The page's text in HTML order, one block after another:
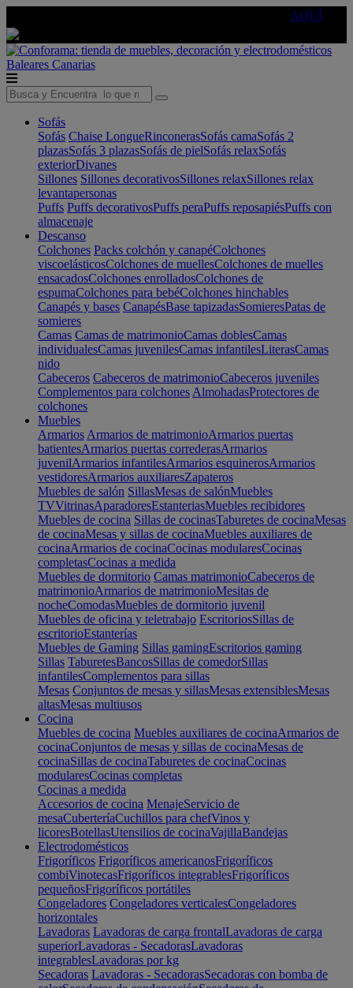
AQUÍ
Baleares Canarias
Sofás
Sofás Chaise LongueRinconerasSofás camaSofás 2
plazasSofás 3 plazasSofás de pielSofás relaxSofás
exteriorDivanes
Sillones Sillones decorativosSillones relaxSillones relax
levantapersonas
Puffs Puffs decorativosPuffs peraPuffs reposapiésPuffs con
almacenaje
Descanso
Colchones Packs colchón y canapéColchones
viscoelásticosColchones de muellesColchones de muelles
ensacadosColchones enrolladosColchones de
espumaColchones para bebéColchones hinchables
Canapés y bases CanapésBase tapizadasSomieresPatas de
somieres
Camas Camas de matrimonioCamas doblesCamas
individualesCamas juvenilesCamas infantilesLiterasCamas
nido
Cabeceros Cabeceros de matrimonioCabeceros juveniles
Complementos para colchones AlmohadasProtectores de
colchones
Muebles
Armarios Armarios de matrimonioArmarios puertas
batientesArmarios puertas correderasArmarios
juvenilArmarios infantilesArmarios esquinerosArmarios
vestidoresArmarios auxiliaresZapateros
Muebles de salón SillasMesas de salónMuebles
TVVitrinasAparadoresEstanteriasMuebles recibidores
Muebles de cocina Sillas de cocinasTaburetes de cocinaMesas
de cocinaMesas y sillas de cocinaMuebles auxiliares de
cocinaArmarios de cocinaCocinas modularesCocinas
completasCocinas a medida
Muebles de dormitorio Camas matrimonioCabeceros de
matrimonioArmarios de matrimonioMesitas de
nocheComodasMuebles de dormitorio juvenil
Muebles de oficina y teletrabajo EscritoriosSillas de
escritorioEstanterías
Muebles de Gaming Sillas gamingEscritorios gaming
Sillas TaburetesBancosSillas de comedorSillas
infantilesComplementos para sillas
Mesas Conjuntos de mesas y sillasMesas extensiblesMesas
altasMesas multiusos
Cocina
Muebles de cocina Muebles auxiliares de cocinaArmarios de
cocinaConjuntos de mesas y sillas de cocinaMesas de
cocinaSillas de cocinaTaburetes de cocinaCocinas
modularesCocinas completas
Cocinas a medida
Accesorios de cocina MenajeServicio de
mesaCuberteríaCuchillos para chefVinos y
licoresBotellasUtensilios de cocinaVajillaBandejas
Electrodomésticos
Frigoríficos Frigoríficos americanosFrigoríficos
combiVinotecasFrigoríficos integrablesFrigoríficos
pequeñosFrigoríficos portátiles
Congeladores Congeladores verticalesCongeladores
horizontales
Lavadoras Lavadoras de carga frontalLavadoras de carga
superiorLavadoras - SecadorasLavadoras
integrablesLavadoras por kg
Secadoras Lavadoras - SecadorasSecadoras con bomba de